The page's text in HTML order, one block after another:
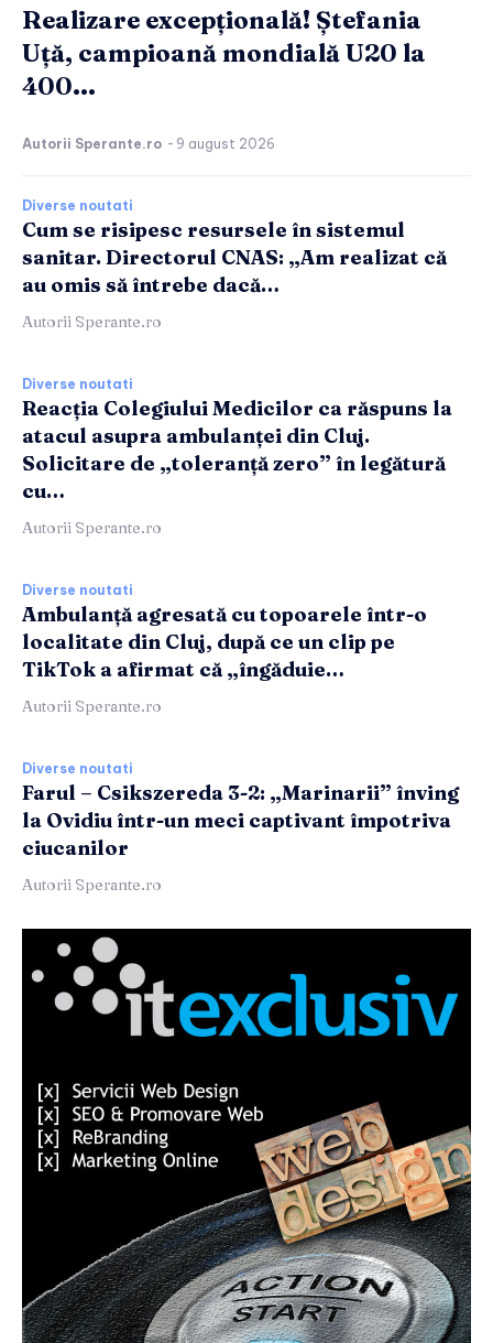
Realizare excepțională! Ștefania
Uță, campioană mondială U20 la
400...
Autorii Sperante.ro - 9 august 2026
Diverse noutati
Cum se risipesc resursele în sistemul
sanitar. Directorul CNAS: „Am realizat că
au omis să întrebe dacă…
Autorii Sperante.ro
Diverse noutati
Reacția Colegiului Medicilor ca răspuns la
atacul asupra ambulanței din Cluj.
Solicitare de „toleranță zero” în legătură
cu…
Autorii Sperante.ro
Diverse noutati
Ambulanță agresată cu topoarele într-o
localitate din Cluj, după ce un clip pe
TikTok a afirmat că „îngăduie…
Autorii Sperante.ro
Diverse noutati
Farul – Csikszereda 3-2: „Marinarii” înving
la Ovidiu într-un meci captivant împotriva
ciucanilor
Autorii Sperante.ro